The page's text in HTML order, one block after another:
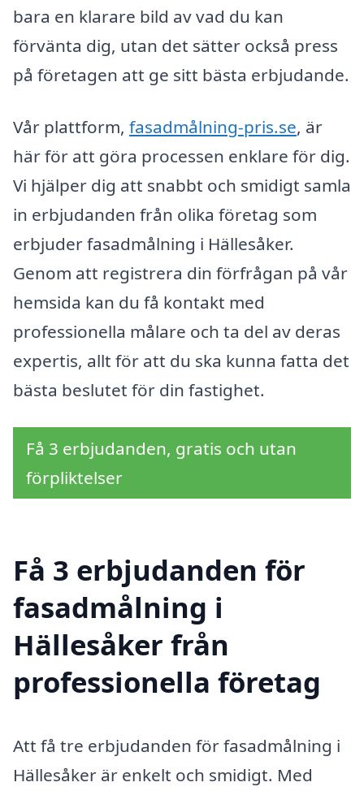
bara en klarare bild av vad du kan
förvänta dig, utan det sätter också press
på företagen att ge sitt bästa erbjudande.
Vår plattform, fasadmålning-pris.se, är
här för att göra processen enklare för dig.
Vi hjälper dig att snabbt och smidigt samla
in erbjudanden från olika företag som
erbjuder fasadmålning i Hällesåker.
Genom att registrera din förfrågan på vår
hemsida kan du få kontakt med
professionella målare och ta del av deras
expertis, allt för att du ska kunna fatta det
bästa beslutet för din fastighet.
Få 3 erbjudanden, gratis och utan
förpliktelser
Få 3 erbjudanden för
fasadmålning i
Hällesåker från
professionella företag
Att få tre erbjudanden för fasadmålning i
Hällesåker är enkelt och smidigt. Med